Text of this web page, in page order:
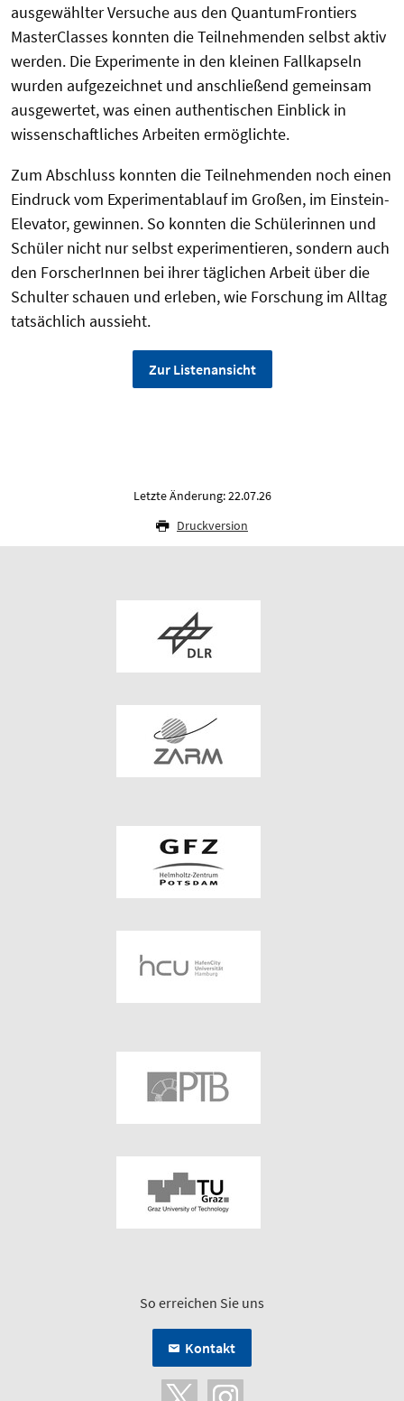
ausgewählter Versuche aus den QuantumFrontiers
MasterClasses konnten die Teilnehmenden selbst aktiv
werden. Die Experimente in den kleinen Fallkapseln
wurden aufgezeichnet und anschließend gemeinsam
ausgewertet, was einen authentischen Einblick in
wissenschaftliches Arbeiten ermöglichte.
Zum Abschluss konnten die Teilnehmenden noch einen
Eindruck vom Experimentablauf im Großen, im Einstein-
Elevator, gewinnen. So konnten die Schülerinnen und
Schüler nicht nur selbst experimentieren, sondern auch
den ForscherInnen bei ihrer täglichen Arbeit über die
Schulter schauen und erleben, wie Forschung im Alltag
tatsächlich aussieht.
Zur Listenansicht
Letzte Änderung: 22.07.26
Druckversion
So erreichen Sie uns
Kontakt